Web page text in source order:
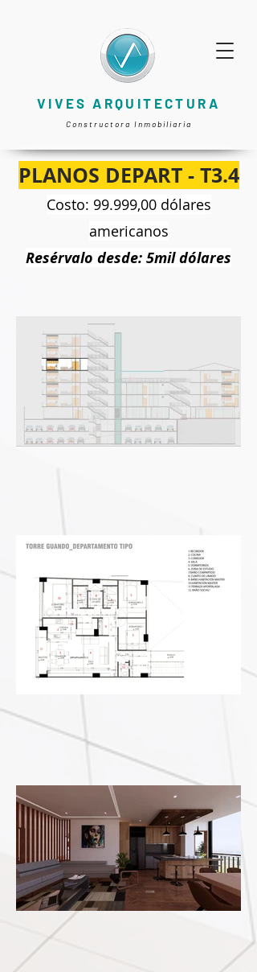
VIVES ARQUITECTURA
Constructora Inmobiliaria
PLANOS DEPART - T3.4
Costo: 99.999,00 dólares
americanos
Resérvalo desde: 5mil dólares